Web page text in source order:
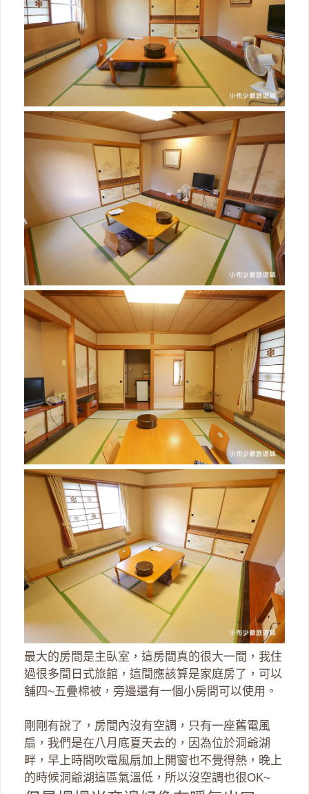
最大的房間是主臥室，這房間真的很大一間，我住
過很多間日式旅館，這間應該算是家庭房了，可以
舖四~五疊棉被，旁邊還有一個小房間可以使用。
剛剛有說了，房間內沒有空調，只有一座舊電風
扇，我們是在八月底夏天去的，因為位於洞爺湖
畔，早上時間吹電風扇加上開窗也不覺得熱，晚上
的時候洞爺湖這區氣溫低，所以沒空調也很OK~